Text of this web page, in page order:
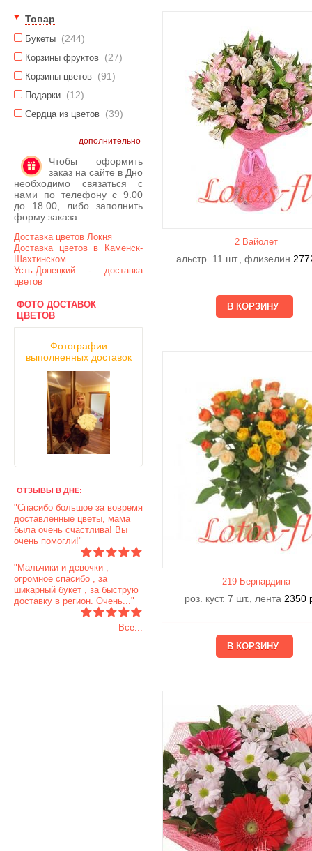
Товар
Букеты (244)
Корзины фруктов (27)
Корзины цветов (91)
Подарки (12)
Сердца из цветов (39)
дополнительно
Чтобы оформить
заказ на сайте в Дно
необходимо связаться с
нами по телефону с 9.00
до 18.00, либо заполнить
форму заказа.
Доставка цветов Локня
Доставка цветов в Каменск-
Шахтинском
Усть-Донецкий - доставка
цветов
ФОТО ДОСТАВОК
ЦВЕТОВ
Фотографии
выполненных доставок
ОТЗЫВЫ В ДНЕ:
"Спасибо большое за вовремя
доставленные цветы, мама
была очень счастлива! Вы
очень помогли!"
"Мальчики и девочки ,
огромное спасибо , за
шикарный букет , за быструю
доставку в регион. Очень..."
Все...
2 Вайолет
альстр. 11 шт., флизелин
219 Бернардина
роз. куст. 7 шт., лента 2350